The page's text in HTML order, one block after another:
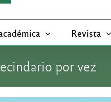
Revista
por vez